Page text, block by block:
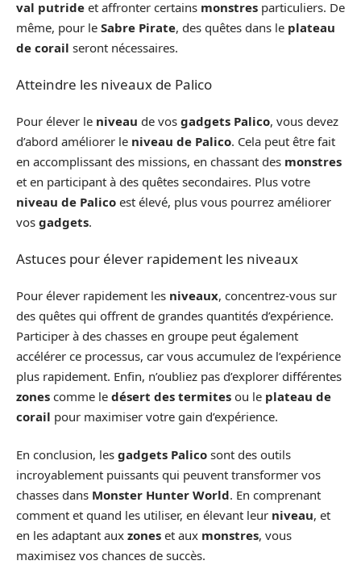
val putride et affronter certains monstres particuliers. De
même, pour le Sabre Pirate, des quêtes dans le plateau
de corail seront nécessaires.
Atteindre les niveaux de Palico
Pour élever le niveau de vos gadgets Palico, vous devez
d’abord améliorer le niveau de Palico. Cela peut être fait
en accomplissant des missions, en chassant des monstres
et en participant à des quêtes secondaires. Plus votre
niveau de Palico est élevé, plus vous pourrez améliorer
vos gadgets.
Astuces pour élever rapidement les niveaux
Pour élever rapidement les niveaux, concentrez-vous sur
des quêtes qui offrent de grandes quantités d’expérience.
Participer à des chasses en groupe peut également
accélérer ce processus, car vous accumulez de l’expérience
plus rapidement. Enfin, n’oubliez pas d’explorer différentes
zones comme le désert des termites ou le plateau de
corail pour maximiser votre gain d’expérience.
En conclusion, les gadgets Palico sont des outils
incroyablement puissants qui peuvent transformer vos
chasses dans Monster Hunter World. En comprenant
comment et quand les utiliser, en élevant leur niveau, et
en les adaptant aux zones et aux monstres, vous
maximisez vos chances de succès.